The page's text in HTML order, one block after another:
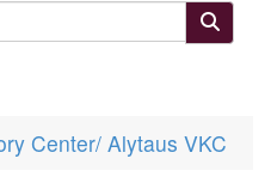
Center/ Alytaus VKC